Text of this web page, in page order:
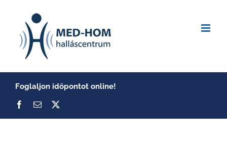
content
Foglaljon időpontot online!